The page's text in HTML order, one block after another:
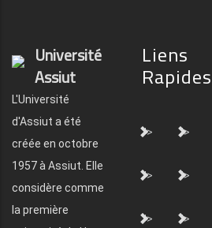
Université
Assiut
L'Université
d'Assiut a été
créée en octobre
1957 à Assiut. Elle
considère comme
la première
Liens
Rapides
"> ">
"> ">
"> ">